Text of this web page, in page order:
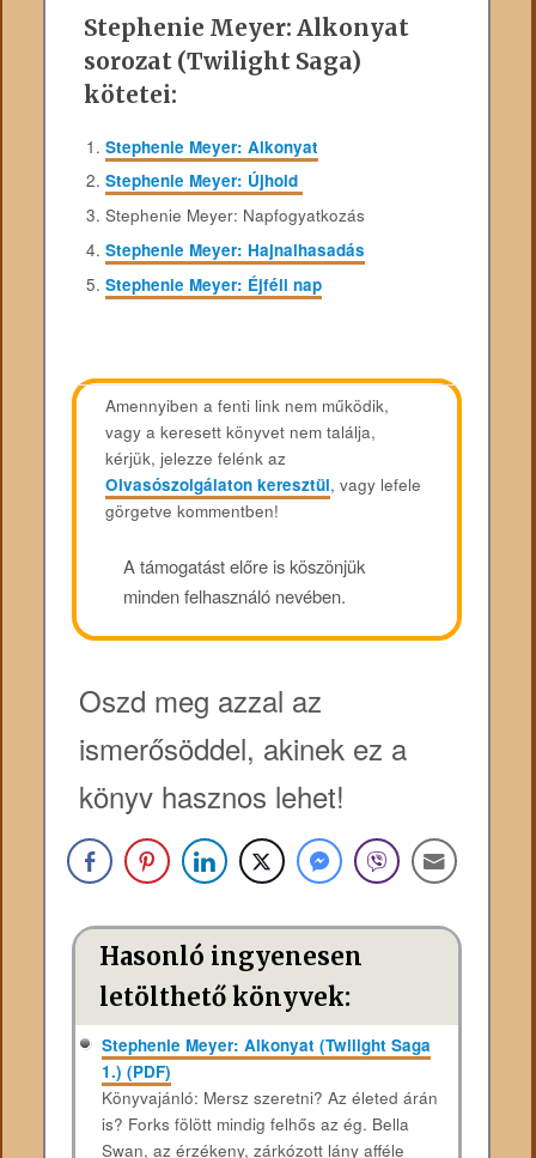
Stephenie Meyer: Alkonyat
sorozat (Twilight Saga)
kötetei:
Stephenie Meyer: Alkonyat
Stephenie Meyer: Újhold
Stephenie Meyer: Napfogyatkozás
Stephenie Meyer: Hajnalhasadás
Stephenie Meyer: Éjféli nap
Amennyiben a fenti link nem működik,
vagy a keresett könyvet nem találja,
kérjük, jelezze felénk az
Olvasószolgálaton keresztül, vagy lefele
görgetve kommentben!
A támogatást előre is köszönjük
minden felhasználó nevében.
Oszd meg azzal az
ismerősöddel, akinek ez a
könyv hasznos lehet!
Hasonló ingyenesen
letölthető könyvek:
Stephenie Meyer: Alkonyat (Twilight Saga
1.) (PDF)
Könyvajánló: Mersz szeretni? Az életed árán
is? Forks fölött mindig felhős az ég. Bella
Swan, az érzékeny, zárkózott lány afféle